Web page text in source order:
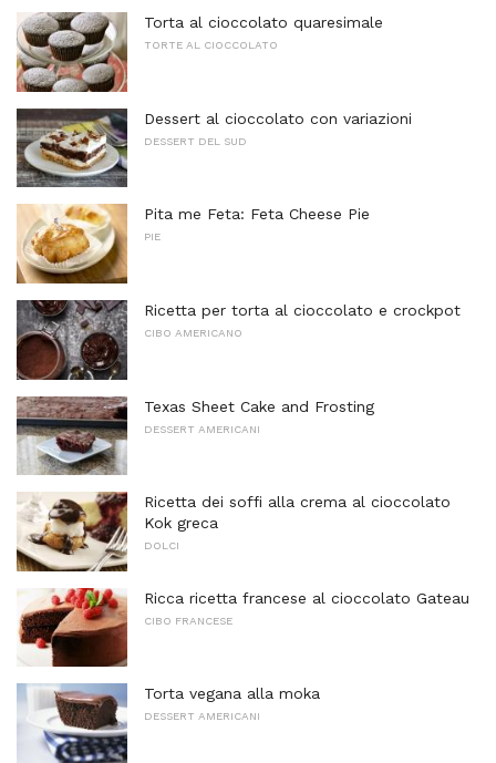
Torta al cioccolato quaresimale
TORTE AL CIOCCOLATO
Dessert al cioccolato con variazioni
DESSERT DEL SUD
Pita me Feta: Feta Cheese Pie
PIE
Ricetta per torta al cioccolato e crockpot
CIBO AMERICANO
Texas Sheet Cake and Frosting
DESSERT AMERICANI
Ricetta dei soffi alla crema al cioccolato
Kok greca
DOLCI
Ricca ricetta francese al cioccolato Gateau
CIBO FRANCESE
Torta vegana alla moka
DESSERT AMERICANI